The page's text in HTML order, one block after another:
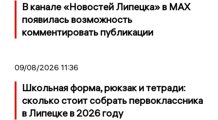
В канале «Новостей Липецка» в MAX
появилась возможность
комментировать публикации
09/08/2026 11:36
Школьная форма, рюкзак и тетради:
сколько стоит собрать первоклассника
в Липецке в 2026 году